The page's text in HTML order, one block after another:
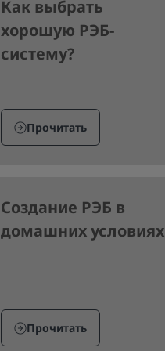
Как выбрать
хорошую РЭБ-
систему?
Прочитать
Создание РЭБ в
домашних условиях
Прочитать